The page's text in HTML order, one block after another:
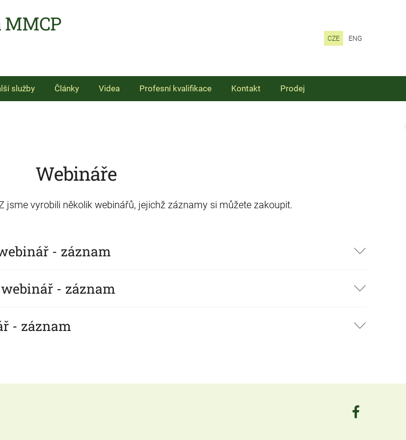
CZE ENG
služby Články Videa Profesní kvalifikace Kontakt Prodej
Webináře
jsme vyrobili několik webinářů, jejichž záznamy si můžete zakoupit.
- záznam
- záznam
- záznam